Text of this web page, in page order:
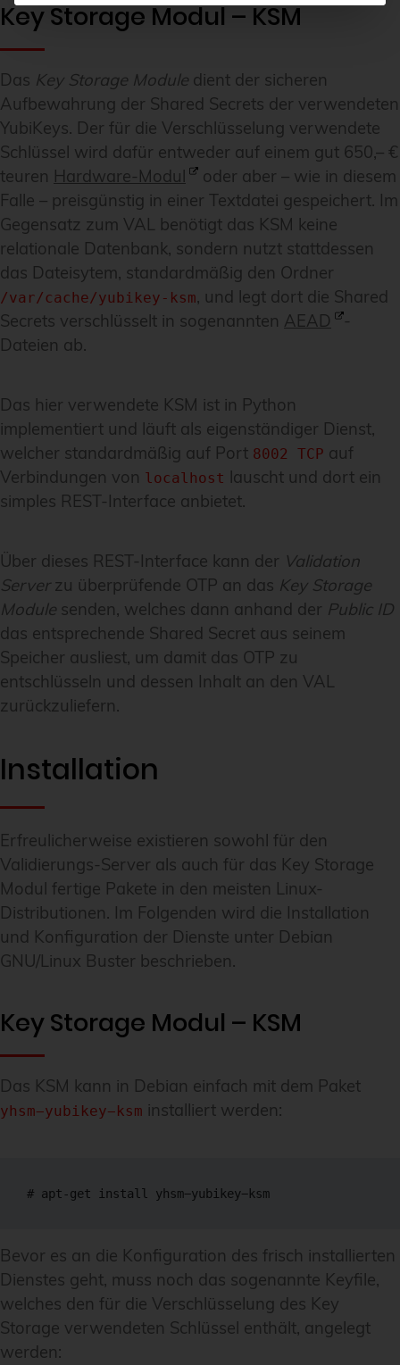
Key Storage Modul – KSM
Das Key Storage Module dient der sicheren
Aufbewahrung der Shared Secrets der verwendeten
YubiKeys. Der für die Verschlüsselung verwendete
Schlüssel wird dafür entweder auf einem gut 650,– €
teuren Hardware-Modul
oder aber – wie in diesem
Falle – preisgünstig in einer Textdatei gespeichert. Im
Gegensatz zum VAL benötigt das KSM keine
relationale Datenbank, sondern nutzt stattdessen
das Dateisytem, standardmäßig den Ordner
/var/cache/yubikey-ksm, und legt dort die Shared
Secrets verschlüsselt in sogenannten AEAD
-
Dateien ab.
Das hier verwendete KSM ist in Python
implementiert und läuft als eigenständiger Dienst,
welcher standardmäßig auf Port 8002 TCP auf
Verbindungen von localhost lauscht und dort ein
simples REST-Interface anbietet.
Über dieses REST-Interface kann der Validation
Serverzu überprüfende OTP an das Key Storage
Module senden, welches dann anhand der Public ID
das entsprechende Shared Secret aus seinem
Speicher ausliest, um damit das OTP zu
entschlüsseln und dessen Inhalt an den VAL
zurückzuliefern.
Installation
Erfreulicherweise existieren sowohl für den
Validierungs-Server als auch für das Key Storage
Modul fertige Pakete in den meisten Linux-
Distributionen. Im Folgenden wird die Installation
und Konfiguration der Dienste unter Debian
GNU/Linux Buster beschrieben.
Key Storage Modul – KSM
Das KSM kann in Debian einfach mit dem Paket
yhsm−yubikey−ksm installiert werden:
# apt-get install yhsm−yubikey−ksm
Bevor es an die Konfiguration des frisch installierten
Dienstes geht, muss noch das sogenannte Keyfile,
welches den für die Verschlüsselung des Key
Storage verwendeten Schlüssel enthält, angelegt
werden: